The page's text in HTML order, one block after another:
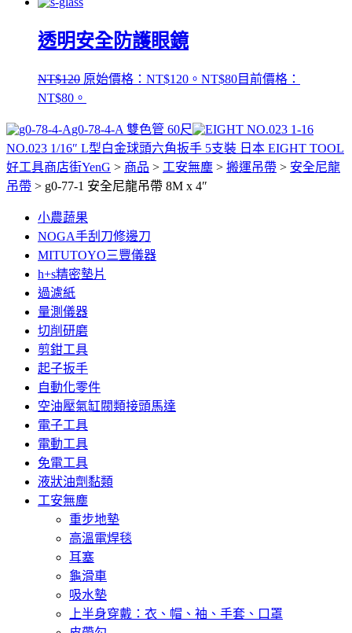
透明安全防護眼鏡
NT$120 原始價格：NT$120。 NT$80目前價格：
NT$80。
g0-78-4-A 雙色管 60尺
NO.023 1/16″ L型白金球頭六角扳手 5支裝 日本 EIGHT TOOL
好工具商店街YenG > 商品 > 工安無塵 > 搬運吊帶 > 安全尼龍
吊帶 > g0-77-1 安全尼龍吊帶 8M x 4″
小農蔬果
NOGA手刮刀修邊刀
MITUTOYO三豐儀器
h+s精密墊片
過濾紙
量測儀器
切削研磨
剪鉗工具
起子扳手
自動化零件
空油壓氣缸閥類接頭馬達
電子工具
電動工具
免電工具
液狀油劑黏類
工安無塵
重步地墊
高溫電焊毯
耳塞
龜滑車
吸水墊
上半身穿戴：衣、帽、袖、手套、口罩